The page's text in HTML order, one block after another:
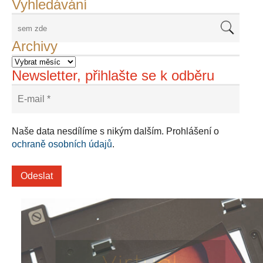
Vyhledávání
Archivy
Newsletter, přihlašte se k odběru
Naše data nesdílíme s nikým dalším. Prohlášení o
ochraně osobních údajů.